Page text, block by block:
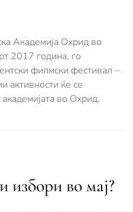
Академија Охрид во
2017 година, го
филмски фестивал –
активности ќе се
во Охрид.
избори во мај?